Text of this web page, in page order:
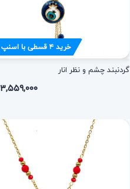
خرید۴قسطی با
گردنبند چشم و نظر انار
۳,۵۵۹,۰۰۰ تومان